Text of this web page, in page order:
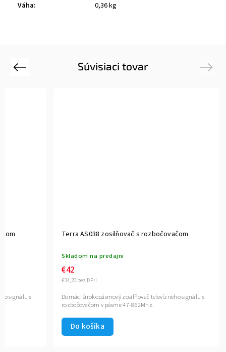
Váha: 0,36 kg
Súvisiaci tovar
Previous
signálu s
Terra AS038 zosilňovač s rozbočovačom
Skladom na predajni
€34,20 bez DPH
€42
Do košíka
Domáci širokopásmový zosilňovač televízneho signálu s
rozbočovačom v pásme 47-862Mhz.
Next